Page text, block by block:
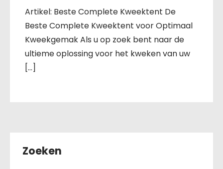
Artikel: Beste Complete Kweektent De
Beste Complete Kweektent voor Optimaal
Kweekgemak Als u op zoek bent naar de
ultieme oplossing voor het kweken van uw
[…]
Zoeken